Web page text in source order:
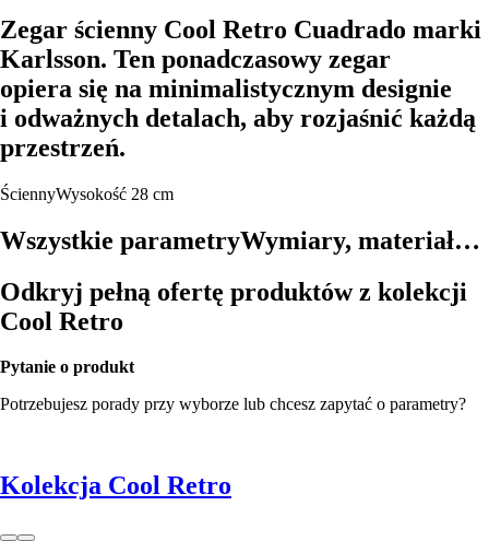
Zegar ścienny Cool Retro Cuadrado marki
Karlsson. Ten ponadczasowy zegar
opiera się na minimalistycznym designie
i odważnych detalach, aby rozjaśnić każdą
przestrzeń.
ŚciennyWysokość 28 cm
Wszystkie parametryWymiary, materiał…
Odkryj pełną ofertę produktów z kolekcji
Cool Retro
Pytanie o produkt
Potrzebujesz porady przy wyborze lub chcesz zapytać o parametry?
Kolekcja Cool Retro